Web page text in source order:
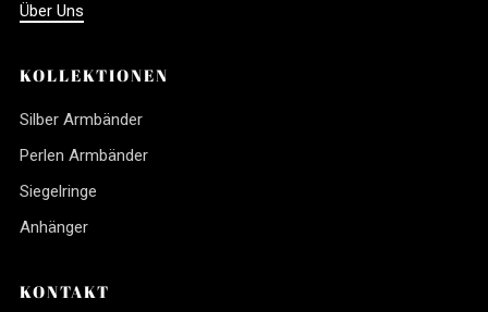
Über Uns
KOLLEKTIONEN
Silber Armbänder
Perlen Armbänder
Siegelringe
Anhänger
KONTAKT